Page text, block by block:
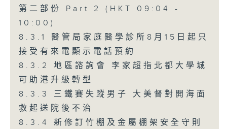
第二部份 Part 2 (HKT 09:04 -
10:00)
8.3.1 醫管局家庭醫學診所8月15日起只
接受有來電顯示電話預約
8.3.2 地區諮詢會 李家超指北都大學城
可助港升級轉型
8.3.3 三鐵賽失蹤男子 大美督對開海面
救起送院後不治
8.3.4 新修訂竹棚及金屬棚架安全守則